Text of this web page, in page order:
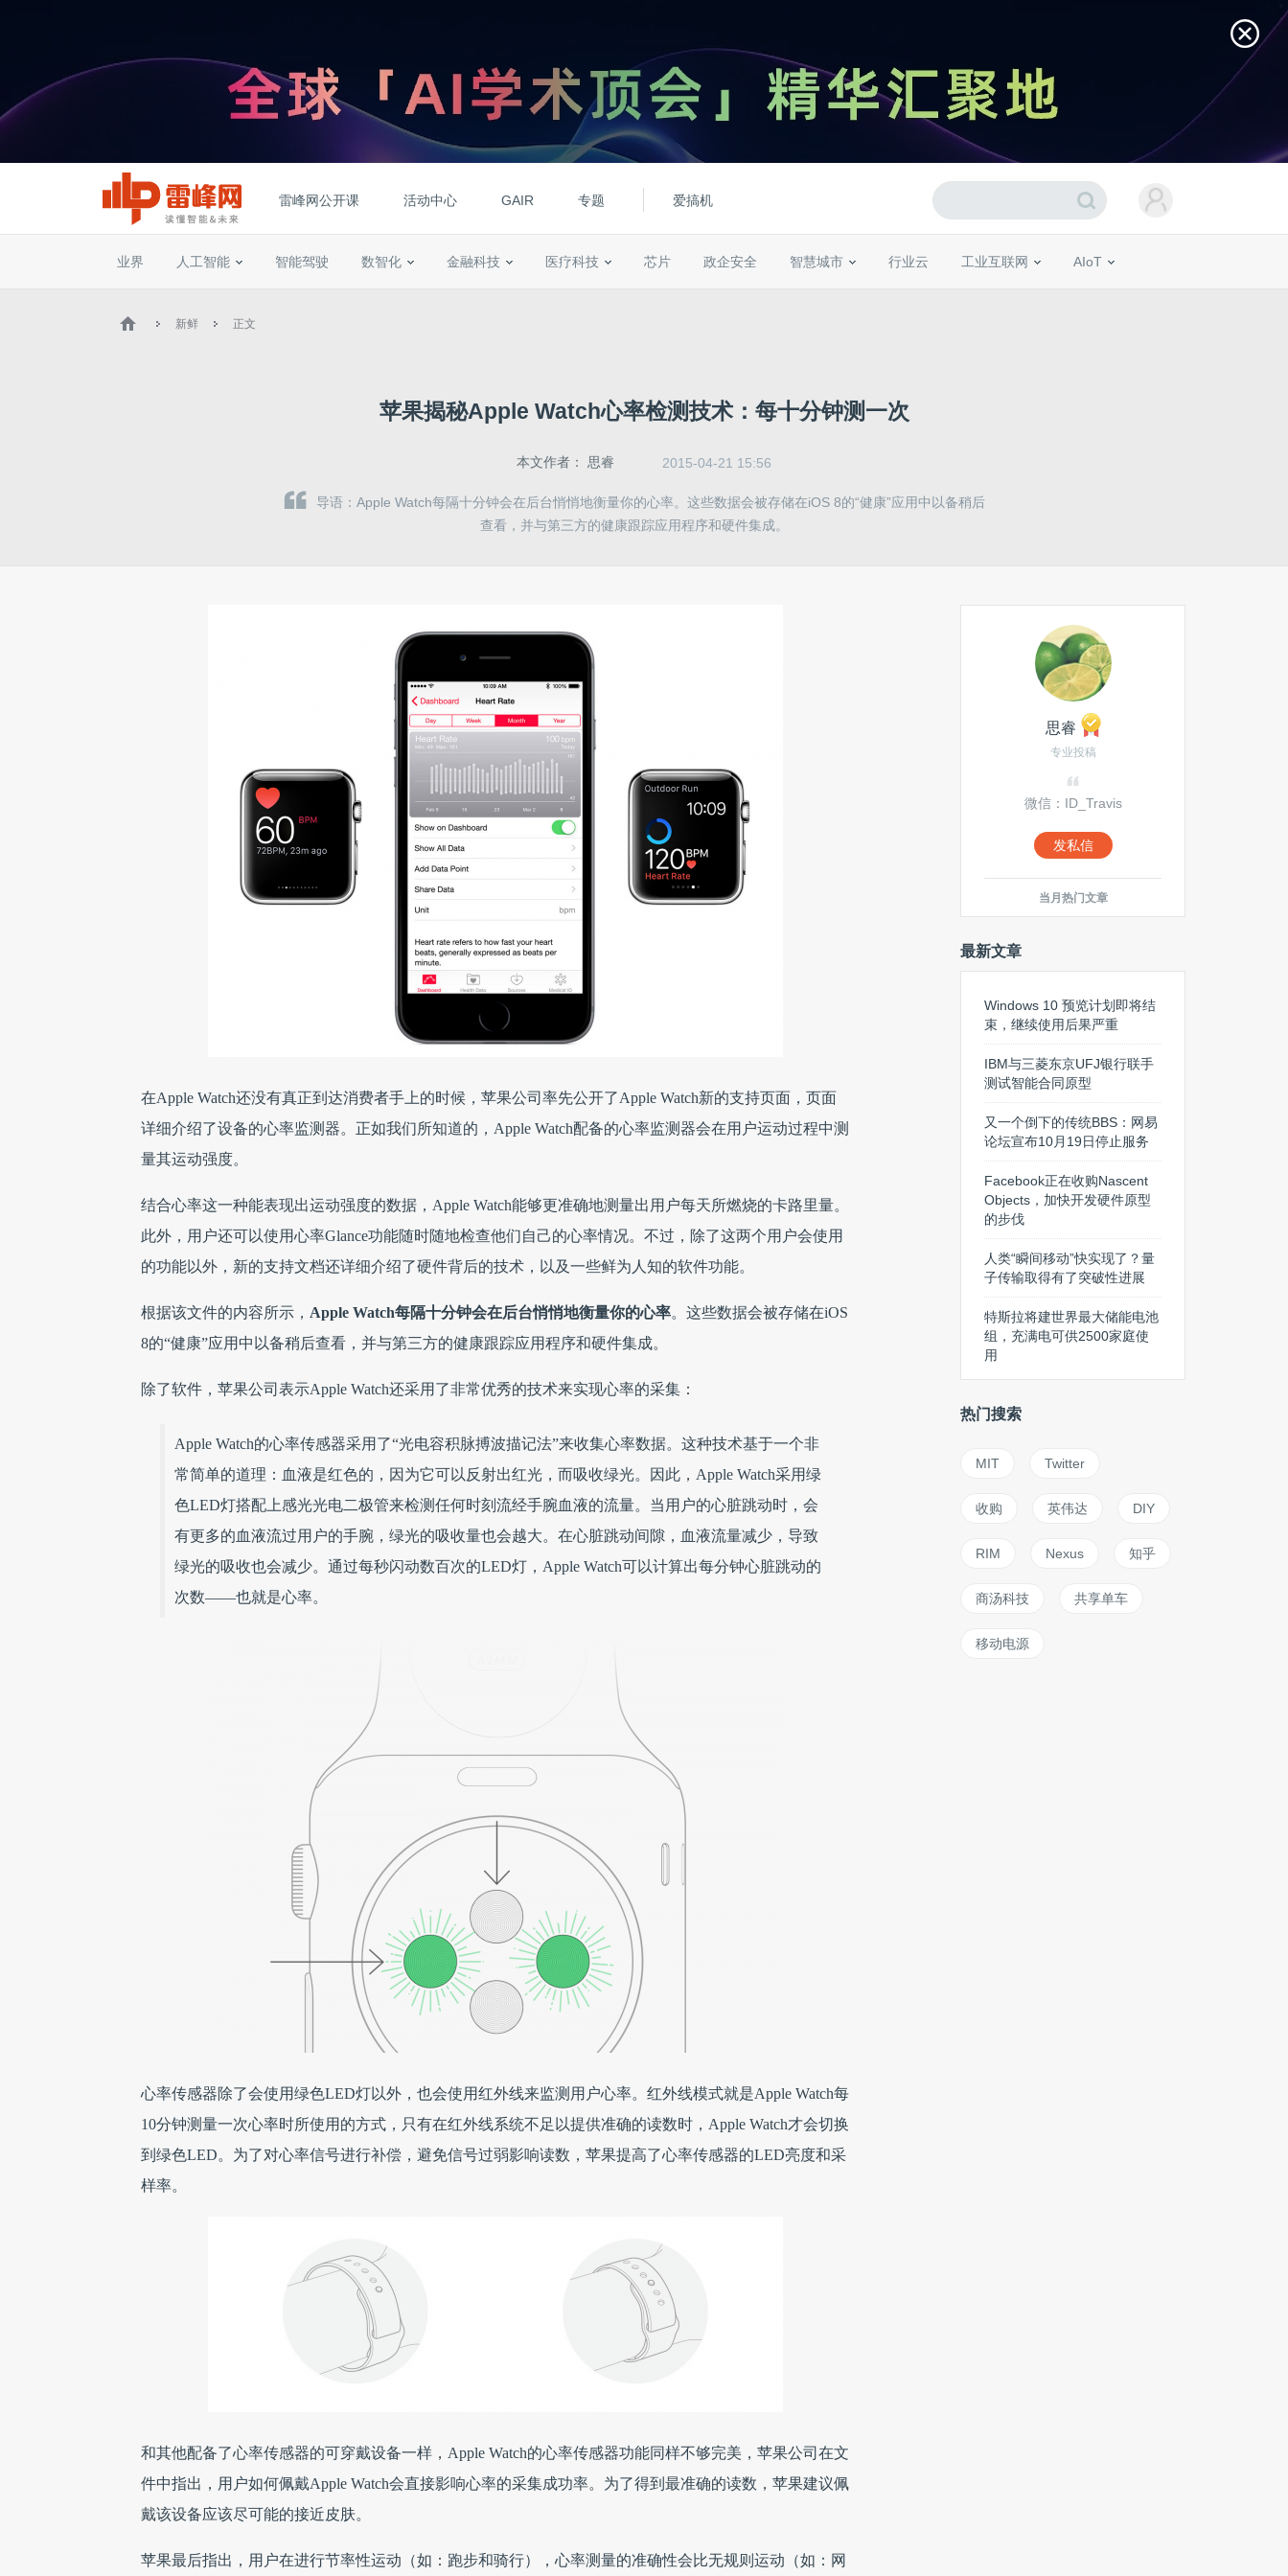
雷峰网公开课 活动中心 GAIR 专题 爱搞机
业界 人工智能 智能驾驶 数智化 金融科技 医疗科技 芯片 政企安全 智慧城市 行业云 工业互联网 AIoT
新鲜 正文
苹果揭秘Apple Watch心率检测技术：每十分钟测一次
本文作者： 思睿 2015-04-21 15:56
导语：Apple Watch每隔十分钟会在后台悄悄地衡量你的心率。这些数据会被存储在iOS 8的“健康”应用中以备稍后
查看，并与第三方的健康跟踪应用程序和硬件集成。
在Apple Watch还没有真正到达消费者手上的时候，苹果公司率先公开了Apple Watch新的支持页面，页面
详细介绍了设备的心率监测器。正如我们所知道的，Apple Watch配备的心率监测器会在用户运动过程中测
量其运动强度。
结合心率这一种能表现出运动强度的数据，Apple Watch能够更准确地测量出用户每天所燃烧的卡路里量。
此外，用户还可以使用心率Glance功能随时随地检查他们自己的心率情况。不过，除了这两个用户会使用
的功能以外，新的支持文档还详细介绍了硬件背后的技术，以及一些鲜为人知的软件功能。
根据该文件的内容所示， Apple Watch每隔十分钟会在后台悄悄地衡量你的心率。这些数据会被存储在iOS
8的“健康”应用中以备稍后查看，并与第三方的健康跟踪应用程序和硬件集成。
除了软件，苹果公司表示Apple Watch还采用了非常优秀的技术来实现心率的采集：
Apple Watch的心率传感器采用了“光电容积脉搏波描记法”来收集心率数据。这种技术基于一个非
常简单的道理：血液是红色的，因为它可以反射出红光，而吸收绿光。因此，Apple Watch采用绿
色LED灯搭配上感光光电二极管来检测任何时刻流经手腕血液的流量。当用户的心脏跳动时，会
有更多的血液流过用户的手腕，绿光的吸收量也会越大。在心脏跳动间隙，血液流量减少，导致
绿光的吸收也会减少。通过每秒闪动数百次的LED灯，Apple Watch可以计算出每分钟心脏跳动的
次数——也就是心率。
心率传感器除了会使用绿色LED灯以外，也会使用红外线来监测用户心率。红外线模式就是Apple Watch每
10分钟测量一次心率时所使用的方式，只有在红外线系统不足以提供准确的读数时，Apple Watch才会切换
到绿色LED。为了对心率信号进行补偿，避免信号过弱影响读数，苹果提高了心率传感器的LED亮度和采
样率。
和其他配备了心率传感器的可穿戴设备一样，Apple Watch的心率传感器功能同样不够完美，苹果公司在文
件中指出，用户如何佩戴Apple Watch会直接影响心率的采集成功率。为了得到最准确的读数，苹果建议佩
戴该设备应该尽可能的接近皮肤。
苹果最后指出，用户在进行节率性运动（如：跑步和骑行），心率测量的准确性会比无规则运动（如：网
思睿
专业投稿
微信：ID_Travis
发私信
当月热门文章
最新文章
Windows 10 预览计划即将结
束，继续使用后果严重
IBM与三菱东京UFJ银行联手测试
智能合同原型
又一个倒下的传统BBS：网易论
坛宣布10月19日停止服务
Facebook正在收购Nascent
Objects，加快开发硬件原型的步
伐
人类“瞬间移动”快实现了？量子
传输取得有了突破性进展
特斯拉将建世界最大储能电池
组，充满电可供2500家庭使用